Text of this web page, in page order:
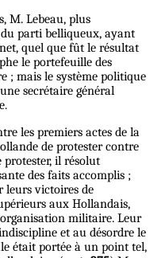
M. Lebeau, plus
parti belliqueux, ayant
quel que fût le résultat
le portefeuille des
; mais le système politique
secrétaire général
les premiers actes de la
de protester contre
il résolut
des faits accomplis ;
leurs victoires de
aux Hollandais,
militaire. Leur
et au désordre le
était portée à un point tel,